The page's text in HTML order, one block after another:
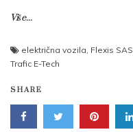
Više...
električna vozila, Flexis SAS
Trafic E-Tech
SHARE